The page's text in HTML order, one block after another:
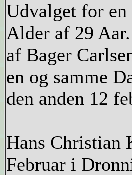
Udvalget for en
Alder af 29
af Bager
en og samme
den anden 12
Hans Christian
Februar i